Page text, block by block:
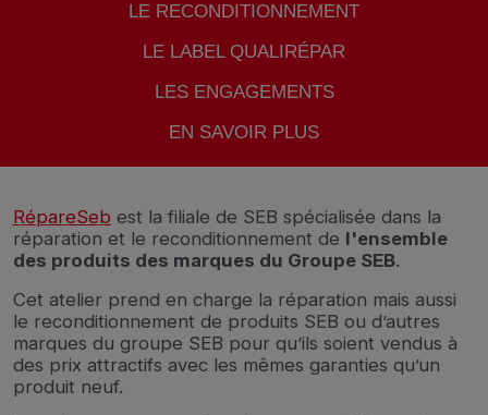
LE RECONDITIONNEMENT
LE LABEL QUALIRÉPAR
LES ENGAGEMENTS
EN SAVOIR PLUS
RépareSeb est la filiale de SEB spécialisée dans la
réparation et le reconditionnement de l'ensemble
des produits des marques du Groupe SEB.
Cet atelier prend en charge la réparation mais aussi
le reconditionnement de produits SEB ou d’autres
marques du groupe SEB pour qu’ils soient vendus à
des prix attractifs avec les mêmes garanties qu’un
produit neuf.